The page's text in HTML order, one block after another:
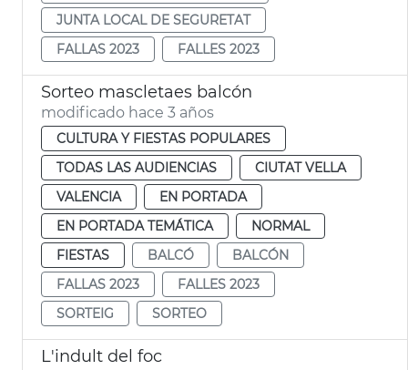
JUNTA LOCAL DE SEGURETAT
FALLAS 2023
FALLES 2023
Sorteo mascletaes balcón
modificado hace 3 años
CULTURA Y FIESTAS POPULARES
TODAS LAS AUDIENCIAS
CIUTAT VELLA
VALENCIA
EN PORTADA
EN PORTADA TEMÁTICA
NORMAL
FIESTAS
BALCÓ
BALCÓN
FALLAS 2023
FALLES 2023
SORTEIG
SORTEO
L'indult del foc